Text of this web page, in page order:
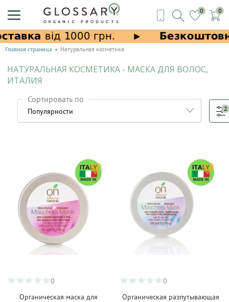
0 0
Главная страница Натуральная косметика
НАТУРАЛЬНАЯ КОСМЕТИКА - МАСКА ДЛЯ ВОЛОС,
ИТАЛИЯ
Сортировать по
2
0
Органическая маска для
0
Органическая разпутывающая